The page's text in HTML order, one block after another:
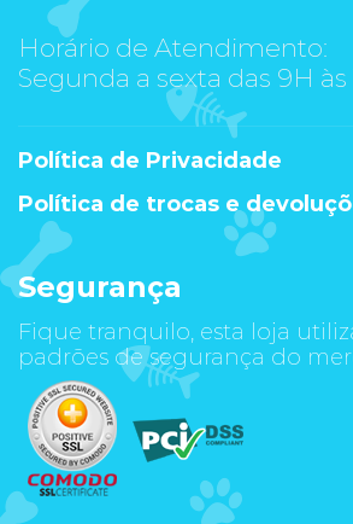
Horário de Atendimento:
Segunda a sexta das 9H às
Política de Privacidade
Política de trocas e
Segurança
Fique tranquilo, esta loja
padrões de segurança do